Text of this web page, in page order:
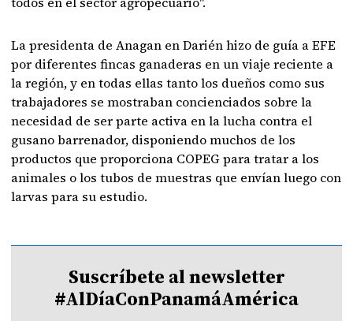
La presidenta de Anagan en Darién hizo de guía a EFE
por diferentes fincas ganaderas en un viaje reciente a
la región, y en todas ellas tanto los dueños como sus
trabajadores se mostraban concienciados sobre la
necesidad de ser parte activa en la lucha contra el
gusano barrenador, disponiendo muchos de los
productos que proporciona COPEG para tratar a los
animales o los tubos de muestras que envían luego con
larvas para su estudio.
Suscríbete al newsletter
#AlDíaConPanamáAmérica